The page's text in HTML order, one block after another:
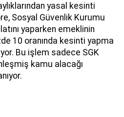
yasal kesinti
Sosyal Güvenlik Kurumu
yaparken emeklinin
10 oranında kesinti yapma
Bu işlem sadece SGK
kamu alacağı